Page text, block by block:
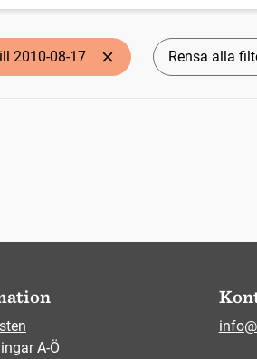
2010-08-17 Rensa alla
A-Ö